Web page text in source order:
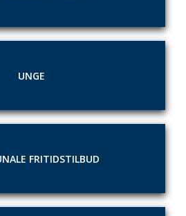
UNGE
FRITIDSTILBUD